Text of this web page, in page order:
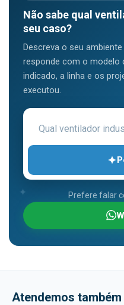
Não sabe qual
seu caso?
Descreva o seu
responde com o modelo
indicado, a linha e os
executou.
Prefere falar
Atendemos